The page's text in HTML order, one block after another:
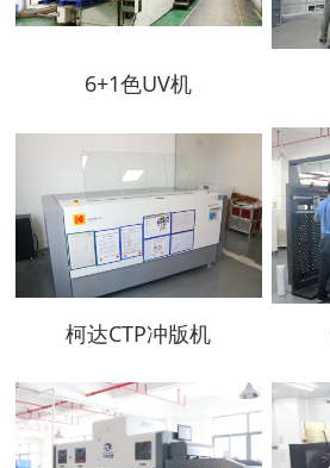
6+1色UV机
柯达CTP冲版机